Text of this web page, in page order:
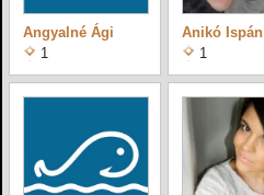
Angyalné Ági
1
Anikó Ispán
1